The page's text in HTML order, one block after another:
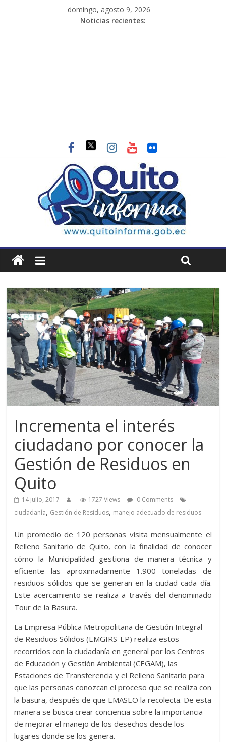
domingo, agosto 9, 2026
Noticias recientes:
Incrementa el interés
ciudadano por conocer la
Gestión de Residuos en
Quito
14 julio, 2017 1727 Views
0 Comments
ciudadanía, Gestión de Residuos, manejo adecuado de residuos
Un promedio de 120 personas visita mensualmente el
Relleno Sanitario de Quito, con la finalidad de conocer
cómo la Municipalidad gestiona de manera técnica y
eficiente las aproximadamente 1.900 toneladas de
residuos sólidos que se generan en la ciudad cada día.
Este acercamiento se realiza a través del denominado
Tour de la Basura.
La Empresa Pública Metropolitana de Gestión Integral
de Residuos Sólidos (EMGIRS-EP) realiza estos
recorridos con la ciudadanía en general por los Centros
de Educación y Gestión Ambiental (CEGAM), las
Estaciones de Transferencia y el Relleno Sanitario para
que las personas conozcan el proceso que se realiza con
la basura, después de que EMASEO la recolecta. De esta
manera se busca crear conciencia sobre la importancia
de mejorar el manejo de los desechos desde los
lugares donde se los genera.